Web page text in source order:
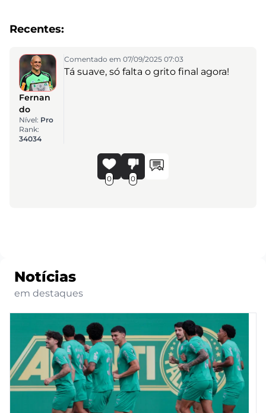
Recentes:
Fernan
do
Nível: Pro
Rank:
34034
Comentado em 07/09/2025 07:03
Tá suave, só falta o grito final agora!
0 0
Notícias
em destaques